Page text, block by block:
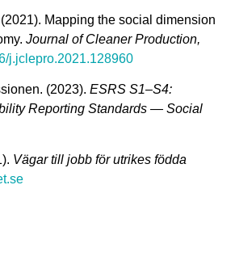
Mapping the social dimension
Journal of Cleaner Production,
j.jclepro.2021.128960
(2023). ESRS S1–S4:
Reporting Standards — Social
Vägar till jobb för utrikes födda